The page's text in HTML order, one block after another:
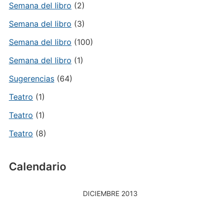
Semana del libro (2)
Semana del libro (3)
Semana del libro (100)
Semana del libro (1)
Sugerencias(64)
Teatro (1)
Teatro (1)
Teatro (8)
Calendario
DICIEMBRE 2013